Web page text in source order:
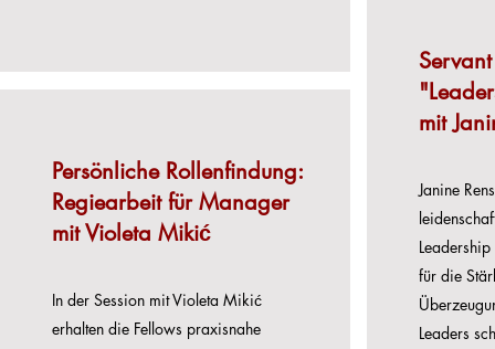
Persönliche Rollenfindung:
Regiearbeit für Manager
mit Violeta Mikić
In der Session mit Violeta Mikić
erhalten die Fellows praxisnahe
mit
Janine
für die
Leaders